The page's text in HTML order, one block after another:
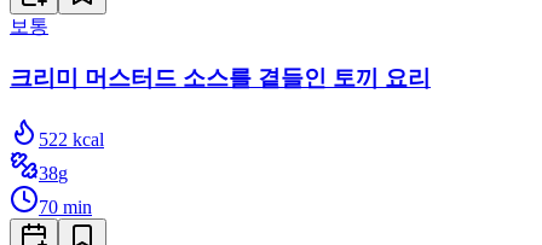
보통
크리미 머스터드 소스를 곁들인 토끼 요리
522 kcal
38g
70 min